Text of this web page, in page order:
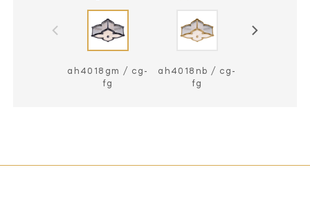
ah4018gm / cg-
fg
ah4018nb / cg-
fg